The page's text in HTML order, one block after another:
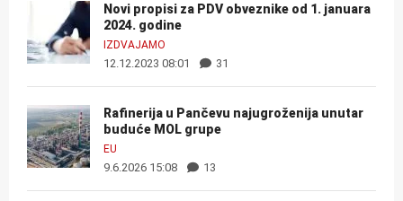
Novi propisi za PDV obveznike od 1. januara
2024. godine
IZDVAJAMO
12.12.2023 08:01 31
Rafinerija u Pančevu najugroženija unutar
buduće MOL grupe
EU
9.6.2026 15:08 13